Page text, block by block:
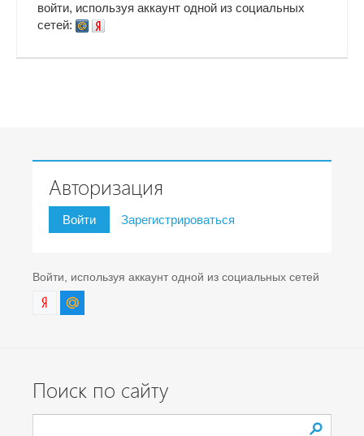
войти, используя аккаунт одной из социальных
сетей:
Авторизация
Войти Зарегистрироваться
Войти, используя аккаунт одной из социальных сетей
Поиск по сайту